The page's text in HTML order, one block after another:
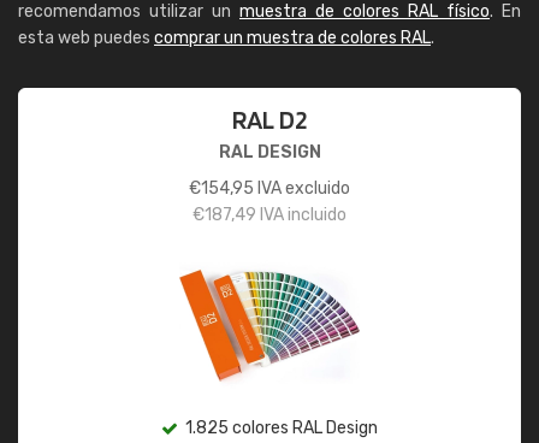
recomendamos utilizar un muestra de colores RAL físico. En
esta web puedes comprar un muestra de colores RAL.
RAL D2
RAL DESIGN
€154,95 IVA excluido
€187,49 IVA incluido
1.825 colores RAL Design